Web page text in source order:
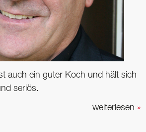
auch ein guter Koch und hält sich
seriös.
weiterlesen »